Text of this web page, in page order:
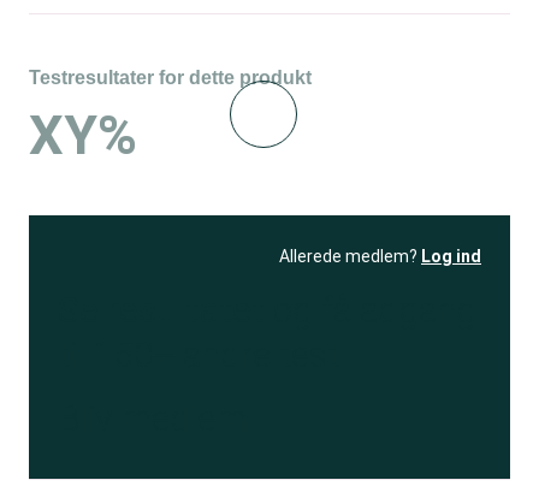
Testresultater for dette produkt
XY%
Allerede medlem? Log ind